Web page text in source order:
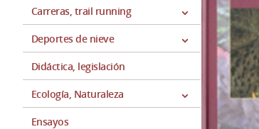
Carreras, trail running
Deportes de nieve
Didáctica, legislación
Ecología, Naturaleza
Ensayos